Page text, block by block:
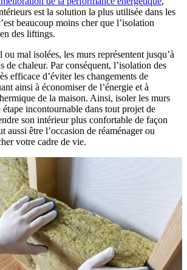
est la solution la plus utilisée dans les
beaucoup moins cher que l’isolation
des liftings.
ou mal isolées, les murs représentent jusqu’à
de chaleur. Par conséquent, l’isolation des
efficace d’éviter les changements de
ainsi à économiser de l’énergie et à
de la maison. Ainsi, isoler les murs
étape incontournable dans tout projet de
son intérieur plus confortable de façon
aussi être l’occasion de réaménager ou
votre cadre de vie.